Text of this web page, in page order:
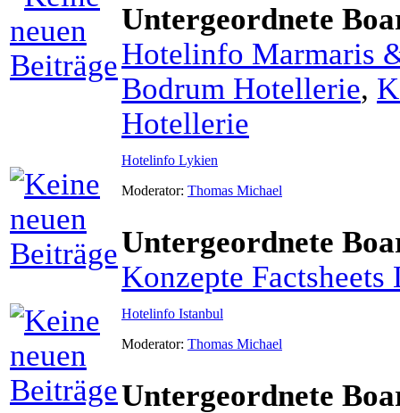
Untergeordnete
Hotelinfo Marmaris
Bodrum Hotellerie,
Hotellerie
Hotelinfo Lykien
Moderator: Thomas Michael
Untergeordnete
Konzepte
Hotelinfo Istanbul
Moderator: Thomas Michael
Untergeordnete